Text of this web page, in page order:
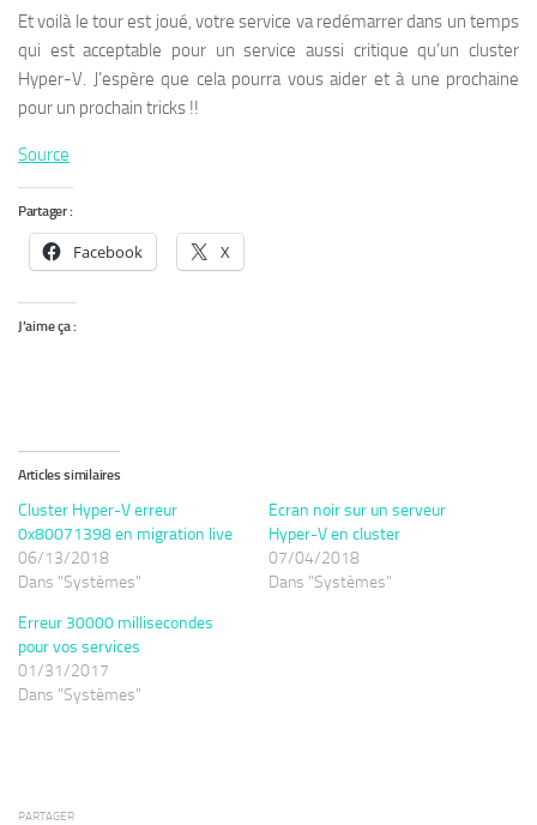
Et voilà le tour est joué, votre service va redémarrer dans un temps
qui est acceptable pour un service aussi critique qu’un cluster
Hyper-V. J’espère que cela pourra vous aider et à une prochaine
pour un prochain tricks !!
Source
Partager :
Facebook X
J’aime ça :
Articles similaires
Cluster Hyper-V erreur
0x80071398 en migration live
06/13/2018
Dans "Systèmes"
Ecran noir sur un serveur
Hyper-V en cluster
07/04/2018
Dans "Systèmes"
Erreur 30000 millisecondes
pour vos services
01/31/2017
Dans "Systèmes"
PARTAGER